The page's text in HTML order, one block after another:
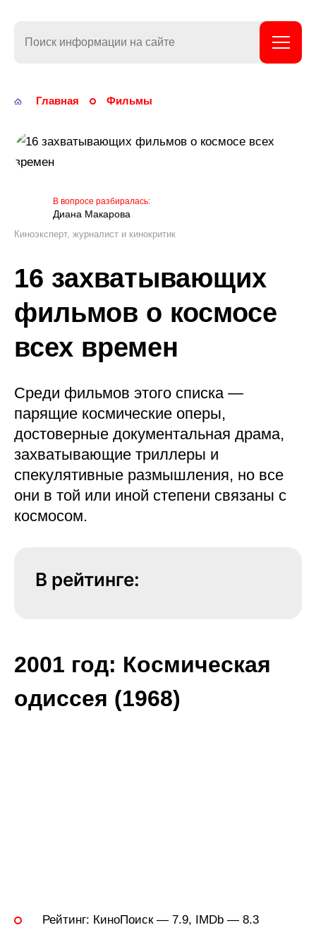
Главная Фильмы
Диана Макарова
Киноэксперт, журналист и кинокритик
16 захватывающих
фильмов о космосе
всех времен
Среди фильмов этого списка —
парящие космические оперы,
достоверные документальная драма,
захватывающие триллеры и
спекулятивные размышления, но все
они в той или иной степени связаны с
космосом.
В рейтинге:
2001 год: Космическая
одиссея (1968)
Рейтинг: КиноПоиск — 7.9, IMDb — 8.3